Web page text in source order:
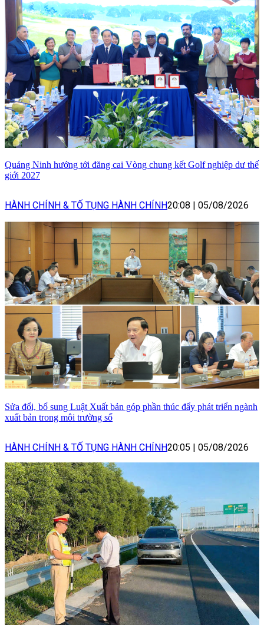
Quảng Ninh hướng tới đăng cai Vòng chung kết Golf nghiệp dư thế
giới 2027
HÀNH CHÍNH & TỐ TỤNG HÀNH CHÍNH20:08 | 05/08/2026
Sửa đổi, bổ sung Luật Xuất bản góp phần thúc đẩy phát triển ngành
xuất bản trong môi trường số
HÀNH CHÍNH & TỐ TỤNG HÀNH CHÍNH20:05 | 05/08/2026